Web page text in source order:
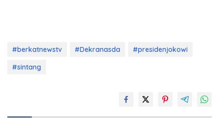
#berkatnewstv #Dekranasda
#presidenjokowi
#sintang